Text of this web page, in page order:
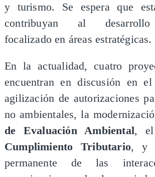
y turismo. Se espera que
contribuyan al desarrollo
focalizado en áreas estratégicas.
​En la actualidad, cuatro
encuentran en discusión en
agilización de autorizaciones
no ambientales, la
de Evaluación Ambiental, el
Cumplimiento Tributario, y
permanente de las